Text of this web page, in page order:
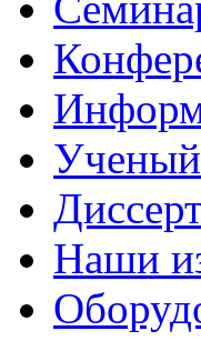
Ученый
Наши